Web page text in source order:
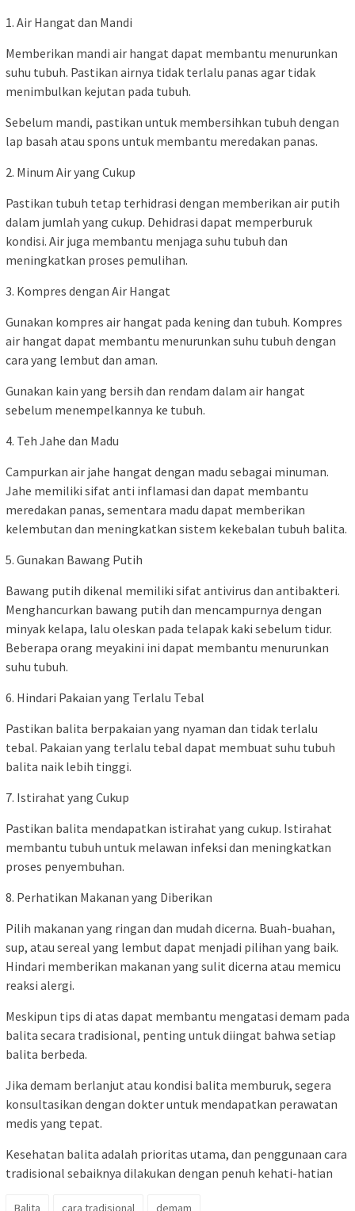
1. Air Hangat dan Mandi
Memberikan mandi air hangat dapat membantu menurunkan
suhu tubuh. Pastikan airnya tidak terlalu panas agar tidak
menimbulkan kejutan pada tubuh.
Sebelum mandi, pastikan untuk membersihkan tubuh dengan
lap basah atau spons untuk membantu meredakan panas.
2. Minum Air yang Cukup
Pastikan tubuh tetap terhidrasi dengan memberikan air putih
dalam jumlah yang cukup. Dehidrasi dapat memperburuk
kondisi. Air juga membantu menjaga suhu tubuh dan
meningkatkan proses pemulihan.
3. Kompres dengan Air Hangat
Gunakan kompres air hangat pada kening dan tubuh. Kompres
air hangat dapat membantu menurunkan suhu tubuh dengan
cara yang lembut dan aman.
Gunakan kain yang bersih dan rendam dalam air hangat
sebelum menempelkannya ke tubuh.
4. Teh Jahe dan Madu
Campurkan air jahe hangat dengan madu sebagai minuman.
Jahe memiliki sifat anti inflamasi dan dapat membantu
meredakan panas, sementara madu dapat memberikan
kelembutan dan meningkatkan sistem kekebalan tubuh balita.
5. Gunakan Bawang Putih
Bawang putih dikenal memiliki sifat antivirus dan antibakteri.
Menghancurkan bawang putih dan mencampurnya dengan
minyak kelapa, lalu oleskan pada telapak kaki sebelum tidur.
Beberapa orang meyakini ini dapat membantu menurunkan
suhu tubuh.
6. Hindari Pakaian yang Terlalu Tebal
Pastikan balita berpakaian yang nyaman dan tidak terlalu
tebal. Pakaian yang terlalu tebal dapat membuat suhu tubuh
balita naik lebih tinggi.
7. Istirahat yang Cukup
Pastikan balita mendapatkan istirahat yang cukup. Istirahat
membantu tubuh untuk melawan infeksi dan meningkatkan
proses penyembuhan.
8. Perhatikan Makanan yang Diberikan
Pilih makanan yang ringan dan mudah dicerna. Buah-buahan,
sup, atau sereal yang lembut dapat menjadi pilihan yang baik.
Hindari memberikan makanan yang sulit dicerna atau memicu
reaksi alergi.
Meskipun tips di atas dapat membantu mengatasi demam pada
balita secara tradisional, penting untuk diingat bahwa setiap
balita berbeda.
Jika demam berlanjut atau kondisi balita memburuk, segera
konsultasikan dengan dokter untuk mendapatkan perawatan
medis yang tepat.
Kesehatan balita adalah prioritas utama, dan penggunaan cara
tradisional sebaiknya dilakukan dengan penuh kehati-hatian
Balita cara tradisional demam